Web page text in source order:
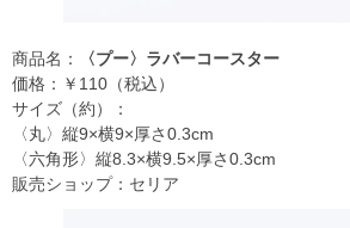
商品名：
〈プー〉ラバーコースター
価格：￥110（税込）
サイズ（約）：
〈丸〉縦9×横9×厚さ0.3cm
〈六角形〉縦8.3×横9.5×厚さ0.3cm
販売ショップ：セリア